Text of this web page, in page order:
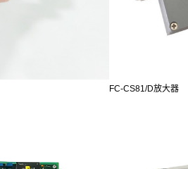
FC-CS81/D放大器